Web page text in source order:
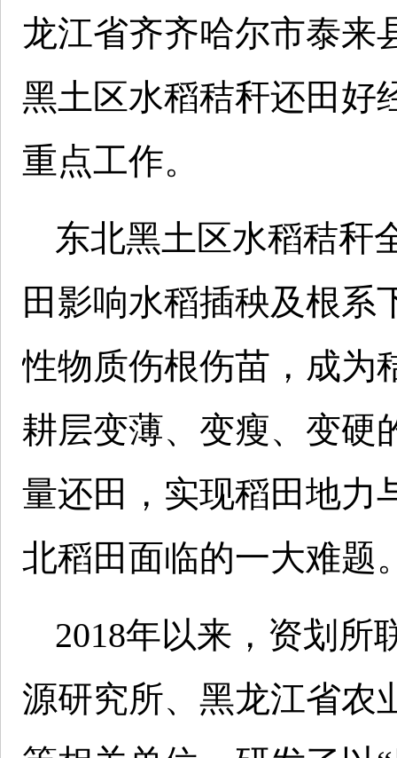
龙江省齐齐哈尔市泰来
黑土区水稻秸秆还田好
重点工作。
东北黑土区水稻秸秆
田影响水稻插秧及根系
性物质伤根伤苗，成为
耕层变薄、变瘦、变硬
量还田，实现稻田地力
北稻田面临的一大难题
2018年以来，资划所
源研究所、黑龙江省农